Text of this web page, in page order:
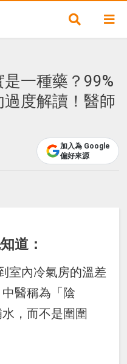
是一種藥？99%
度解讀！醫師
加入為 Google
偏好來源
道：
室內冷氣房的溫差
醫稱為「陰
，而不是圍圍